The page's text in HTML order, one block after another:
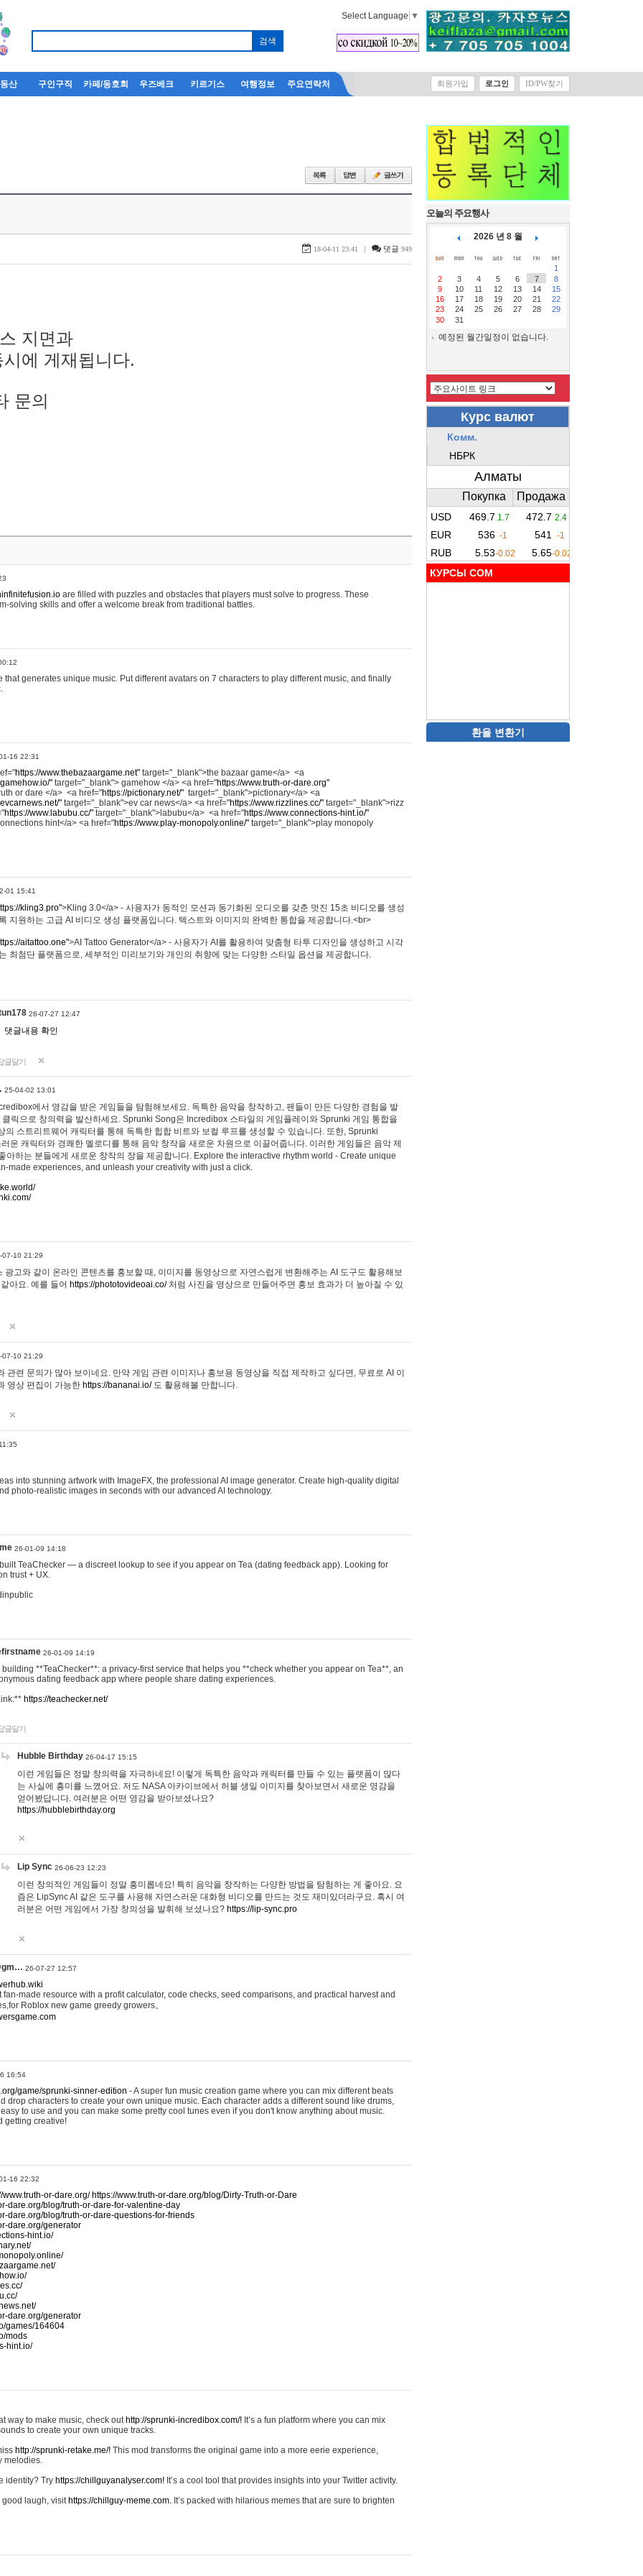
Select Language ▼
산 구인구직 카페/동호회 우즈베크 키르기스 여행정보 주요연락처 회원가입 로그인 ID/PW찾기
18-04-11 23:41 | 댓글 949
지면과
에 게재됩니다.
문의
are filled with puzzles and obstacles that players must solve to progress. These
solving skills and offer a welcome break from traditional battles.
that generates unique music. Put different avatars on 7 characters to play different music, and finally
16 22:31
https://www.thebazaargame.net" target="_blank">the bazaar game</a> <a
" target="_blank"> gamehow </a> <a href="https://www.truth-or-dare.org"
or dare </a> <a href="https://pictionary.net/" target="_blank">pictionary</a> <a
" target="_blank">ev car news</a> <a href="https://www.rizzlines.cc/" target="_blank">rizz
https://www.labubu.cc/" target="_blank">labubu</a> <a href="https://www.connections-hint.io/"
hint</a> <a href="https://www.play-monopoly.online/" target="_blank">play monopoly
01 15:41
kling3.pro">Kling 3.0</a> - 사용자가 동적인 모션과 동기화된 오디오를 갖춘 멋진 15초 비디오를 생성
지원하는 고급 AI 비디오 생성 플랫폼입니다. 텍스트와 이미지의 완벽한 통합을 제공합니다.<br>
aitattoo.one">AI Tattoo Generator</a> - 사용자가 AI를 활용하여 맞춤형 타투 디자인을 생성하고 시각
최첨단 플랫폼으로, 세부적인 미리보기와 개인의 취향에 맞는 다양한 스타일 옵션을 제공합니다.
26-07-27 12:47
댓글내용 확인
글달기
25-04-02 13:01
에서 영감을 받은 게임들을 탐험해보세요. 독특한 음악을 창작하고, 팬들이 만든 다양한 경험을 발
클릭으로 창의력을 발산하세요. Sprunki Song은 Incredibox 스타일의 게임플레이와 Sprunki 게임 통합을
의 스트리트웨어 캐릭터를 통해 독특한 힙합 비트와 보컬 루프를 생성할 수 있습니다. 또한, Sprunki
운 캐릭터와 경쾌한 멜로디를 통해 음악 창작을 새로운 차원으로 이끌어줍니다. 이러한 게임들은 음악 제
아하는 분들에게 새로운 창작의 장을 제공합니다. Explore the interactive rhythm world - Create unique
made experiences, and unleash your creativity with just a click.
07-10 21:29
광고와 같이 온라인 콘텐츠를 홍보할 때, 이미지를 동영상으로 자연스럽게 변환해주는 AI 도구도 활용해보
아요. 예를 들어 https://phototovideoai.co/처럼 사진을 영상으로 만들어주면 홍보 효과가 더 높아질 수 있
07-10 21:29
관련 문의가 많아 보이네요. 만약 게임 관련 이미지나 홍보용 동영상을 직접 제작하고 싶다면, 무료로 AI 이
영상 편집이 가능한 https://bananai.io/도 활용해볼 만합니다.
into stunning artwork with ImageFX, the professional AI image generator. Create high-quality digital
photo-realistic images in seconds with our advanced AI technology.
26-01-09 14:18
TeaChecker — a discreet lookup to see if you appear on Tea (dating feedback app). Looking for
trust + UX.
26-01-09 14:19
building **TeaChecker**: a privacy-first service that helps you **check whether you appear on Tea**, an
dating feedback app where people share dating experiences.
https://teachecker.net/
글달기
Hubble Birthday 26-04-17 15:15
이런 게임들은 정말 창의력을 자극하네요! 이렇게 독특한 음악과 캐릭터를 만들 수 있는 플랫폼이 많다
는 사실에 흥미를 느꼈어요. 저도 NASA 아카이브에서 허블 생일 이미지를 찾아보면서 새로운 영감을
얻어봤답니다. 여러분은 어떤 영감을 받아보셨나요?
https://hubblebirthday.org
Lip Sync 26-06-23 12:23
이런 창의적인 게임들이 정말 흥미롭네요! 특히 음악을 창작하는 다양한 방법을 탐험하는 게 좋아요. 요
즘은 LipSync AI 같은 도구를 사용해 자연스러운 대화형 비디오를 만드는 것도 재미있더라구요. 혹시 여
러분은 어떤 게임에서 가장 창의성을 발휘해 보셨나요? https://lip-sync.pro
26-07-27 12:57
made resource with a profit calculator, code checks, seed comparisons, and practical harvest and
Roblox new game greedy growers。
16:54
game/sprunki-sinner-edition - A super fun music creation game where you can mix different beats
drop characters to create your own unique music. Each character adds a different sound like drums,
to use and you can make some pretty cool tunes even if you don't know anything about music.
getting creative!
16 22:32
www.truth-or-dare.org/ https://www.truth-or-dare.org/blog/Dirty-Truth-or-Dare
dare.org/blog/truth-or-dare-for-valentine-day
dare.org/blog/truth-or-dare-questions-for-friends
dare.org/generator
hint.io/
dare.org/generator
games/164604
mods
hint.io/
way to make music, check out http://sprunki-incredibox.com/! It’s a fun platform where you can mix
to create your own unique tracks.
http://sprunki-retake.me/! This mod transforms the original game into a more eerie experience,
melodies.
identity? Try https://chillguyanalyser.com! It’s a cool tool that provides insights into your Twitter activity.
good laugh, visit https://chillguy-meme.com. It’s packed with hilarious memes that are sure to brighten
오늘의 주요행사
2026 년 8 월
1
2
3 4 5 6 7
8
9
10 11 12 13 14
15
16
17 18 19 20 21
22
23
24 25 26 27 28
29
30
31
예정된 월간일정이 없습니다.
КУРСЫ COM
환율 변환기